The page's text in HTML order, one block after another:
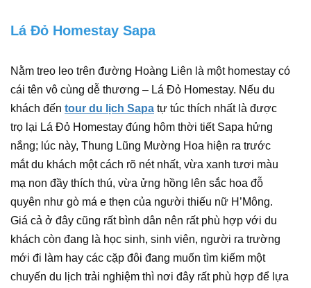
Lá Đỏ Homestay Sapa
Nằm treo leo trên đường Hoàng Liên là một homestay có
cái tên vô cùng dễ thương – Lá Đỏ Homestay. Nếu du
khách đến tour du lịch Sapa tự túc thích nhất là được
trọ lại Lá Đỏ Homestay đúng hôm thời tiết Sapa hửng
nắng; lúc này, Thung Lũng Mường Hoa hiện ra trước
mắt du khách một cách rõ nét nhất, vừa xanh tươi màu
mạ non đầy thích thú, vừa ửng hồng lên sắc hoa đỗ
quyên như gò má e thẹn của người thiếu nữ H’Mông.
Giá cả ở đây cũng rất bình dân nên rất phù hợp với du
khách còn đang là học sinh, sinh viên, người ra trường
mới đi làm hay các cặp đôi đang muốn tìm kiếm một
chuyến du lịch trải nghiệm thì nơi đây rất phù hợp để lựa